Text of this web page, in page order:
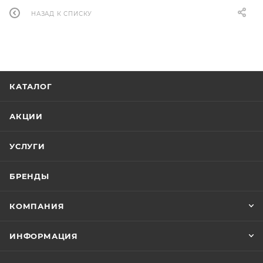
НАЗАД К СПИСКУ
КАТАЛОГ
АКЦИИ
УСЛУГИ
БРЕНДЫ
КОМПАНИЯ
ИНФОРМАЦИЯ